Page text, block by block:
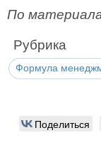
По
Рубрика
Формула
Поделиться